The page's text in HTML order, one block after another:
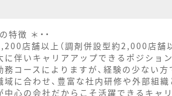
特徴 ＊・・
店舗以上（調剤併設型約2,000店舗
伴いキャリアアップできるポジション
コースによりますが、経験の少ない
に合わせ、豊富な社内研修や外部組
心の会社だからこそ活躍できるキャ